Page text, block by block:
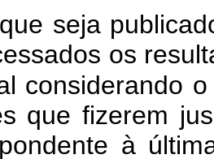
seja
os
considerando
que fizerem
à